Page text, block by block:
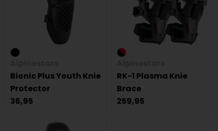
Bionic Plus Youth Knie
Protector
36,95
RK-1 Plasma Knie
Brace
259,95